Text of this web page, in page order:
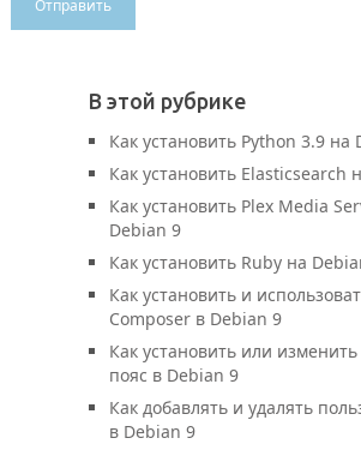
В этой рубрике
Как установить Python 3.9 на
Как установить Elasticsearch
Как установить Plex Media
Debian 9
Как установить Ruby на
Как установить и
Composer в Debian 9
Как установить или
пояс в Debian 9
Как добавлять и удалять
в Debian 9